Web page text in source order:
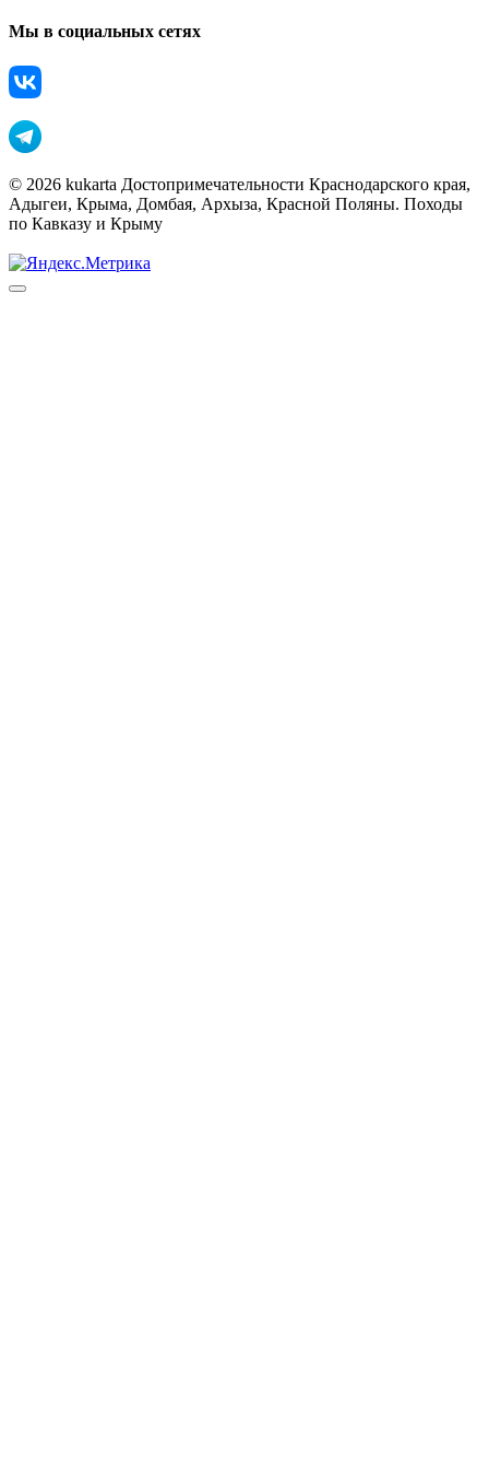
Мы в социальных сетях
© 2026 kukarta Достопримечательности Краснодарского края,
Адыгеи, Крыма, Домбая, Архыза, Красной Поляны. Походы
по Кавказу и Крыму